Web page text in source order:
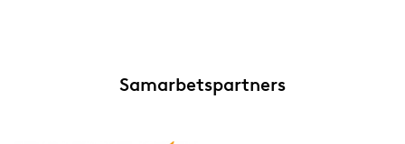
Samarbetspartners